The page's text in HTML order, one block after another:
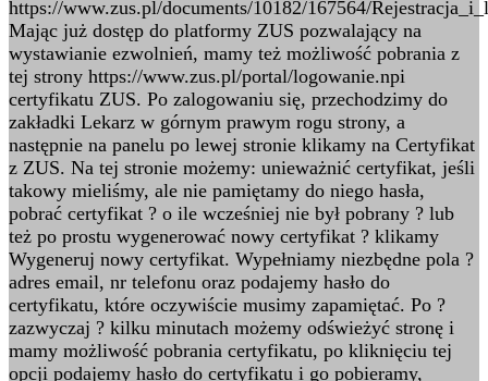
https://www.zus.pl/documents/10182/167564/
Mając już dostęp do platformy ZUS pozwalający na
wystawianie ezwolnień, mamy też możliwość pobrania z
tej strony https://www.zus.pl/portal/logowanie.npi
certyfikatu ZUS. Po zalogowaniu się, przechodzimy do
zakładki Lekarz w górnym prawym rogu strony, a
następnie na panelu po lewej stronie klikamy na Certyfikat
z ZUS. Na tej stronie możemy: unieważnić certyfikat, jeśli
takowy mieliśmy, ale nie pamiętamy do niego hasła,
pobrać certyfikat ? o ile wcześniej nie był pobrany ? lub
też po prostu wygenerować nowy certyfikat ? klikamy
Wygeneruj nowy certyfikat. Wypełniamy niezbędne pola ?
adres email, nr telefonu oraz podajemy hasło do
certyfikatu, które oczywiście musimy zapamiętać. Po ?
zazwyczaj ? kilku minutach możemy odświeżyć stronę i
mamy możliwość pobrania certyfikatu, po kliknięciu tej
opcji podajemy hasło do certyfikatu i go pobieramy,